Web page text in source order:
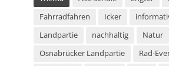
Fahrradfahren
Icker
Landpartie
nachhaltig
Natur
Osnabrücker Landpartie
Rad-